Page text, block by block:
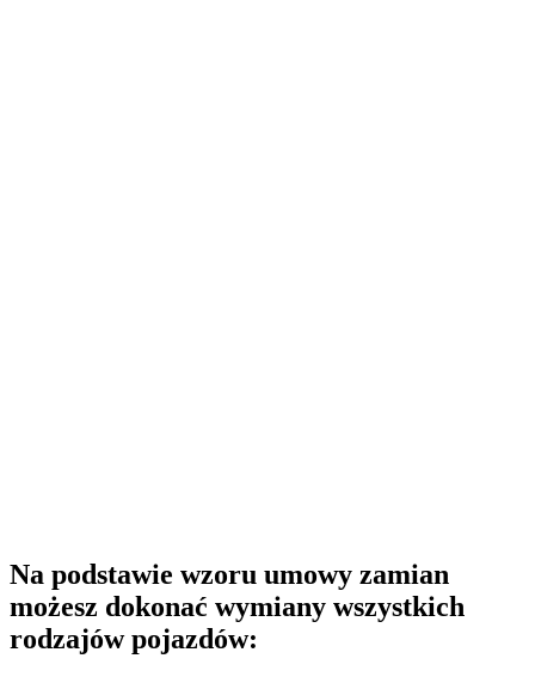
Na podstawie wzoru umowy zamian
możesz dokonać wymiany wszystkich
rodzajów pojazdów: